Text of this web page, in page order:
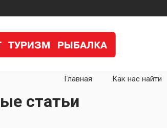
Главная Как нас найти
статьи